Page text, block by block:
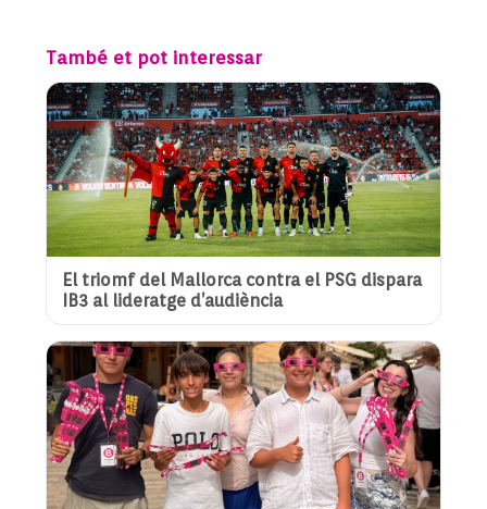
També et pot interessar
El triomf del Mallorca contra el PSG dispara
IB3 al lideratge d’audiència